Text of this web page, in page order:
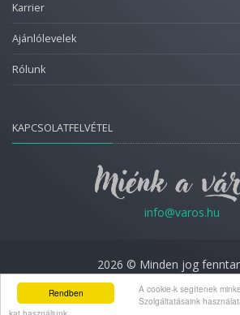
Rendben
A cookie-k segítenek
Szolgáltatásaink
Karrier
Ajánlólevelek
Rólunk
KAPCSOLATFELVÉTEL
info@varos.hu
2026 © Minden jog
Adatkezelési nyilatkozat